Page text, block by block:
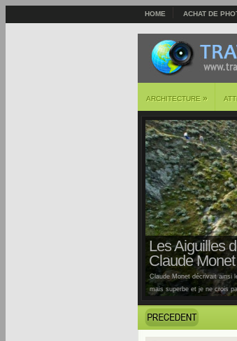
HOME ACHAT DE
ARCHITECTURE »
Les Aiguilles
Claude Monet
Claude Monet décrivait ainsi
mais superbe et je ne crois